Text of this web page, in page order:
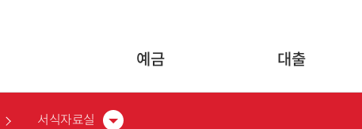
예금 대출
서식자료실